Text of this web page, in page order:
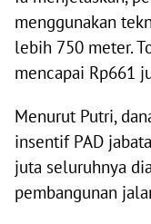
menggunakan
lebih 750 meter.
mencapai Rp661
Menurut Putri,
insentif PAD
juta seluruhnya
pembangunan